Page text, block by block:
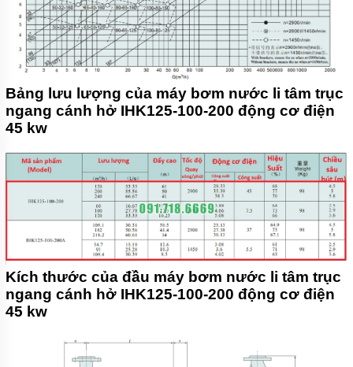
Bảng lưu lượng của máy bơm nước li tâm trục
ngang cánh hở IHK125-100-200 động cơ điện
45 kw
Kích thước của đầu máy bơm nước li tâm trục
ngang cánh hở IHK125-100-200 động cơ điện
45 kw